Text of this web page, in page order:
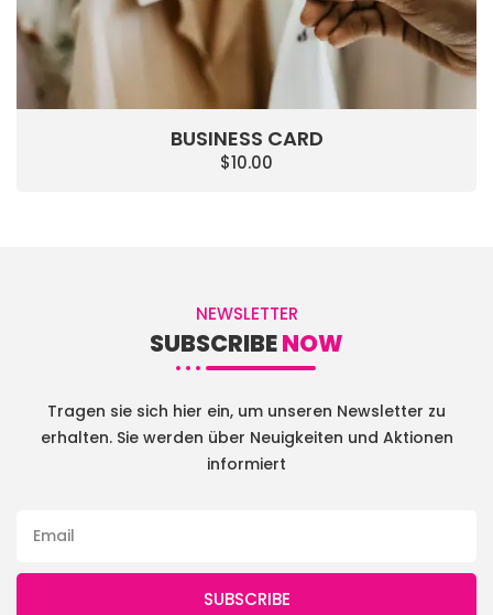
BUSINESS CARD
$10.00
NEWSLETTER
SUBSCRIBENOW
Tragen sie sich hier ein, um unseren Newsletter zu
erhalten. Sie werden über Neuigkeiten und Aktionen
informiert
SUBSCRIBE